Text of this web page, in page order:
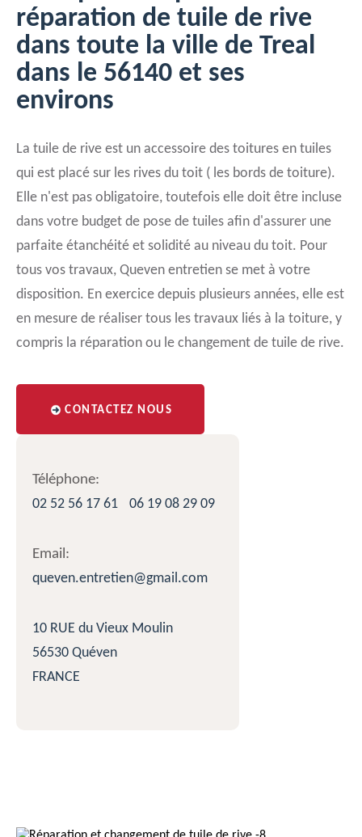
réparation de tuile de rive
dans toute la ville de Treal
dans le 56140 et ses
environs
La tuile de rive est un accessoire des toitures en tuiles
qui est placé sur les rives du toit ( les bords de toiture).
Elle n'est pas obligatoire, toutefois elle doit être incluse
dans votre budget de pose de tuiles afin d'assurer une
parfaite étanchéité et solidité au niveau du toit. Pour
tous vos travaux, Queven entretien se met à votre
disposition. En exercice depuis plusieurs années, elle est
en mesure de réaliser tous les travaux liés à la toiture, y
compris la réparation ou le changement de tuile de rive.
CONTACTEZ NOUS
Téléphone:
02 52 56 17 61
06 19 08 29 09
Email:
queven.entretien@gmail.com
10 RUE du Vieux Moulin
56530 Quéven
FRANCE